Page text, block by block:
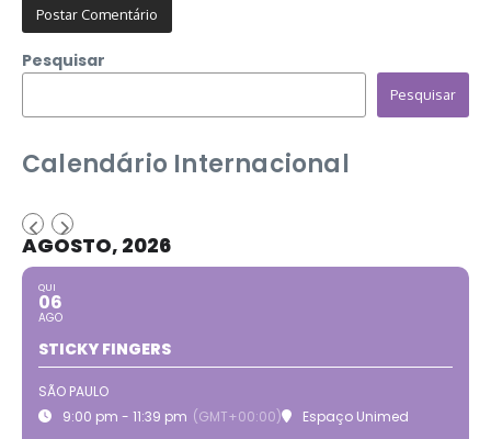
Pesquisar
Pesquisar
Calendário Internacional
AGOSTO, 2026
QUI
06
AGO
STICKY FINGERS
SÃO PAULO
9:00 pm - 11:39 pm (GMT+00:00) Espaço Unimed